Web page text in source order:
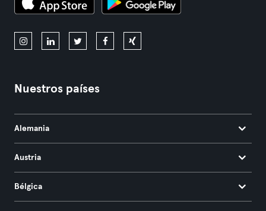
Nuestros países
Alemania
Austria
Bélgica